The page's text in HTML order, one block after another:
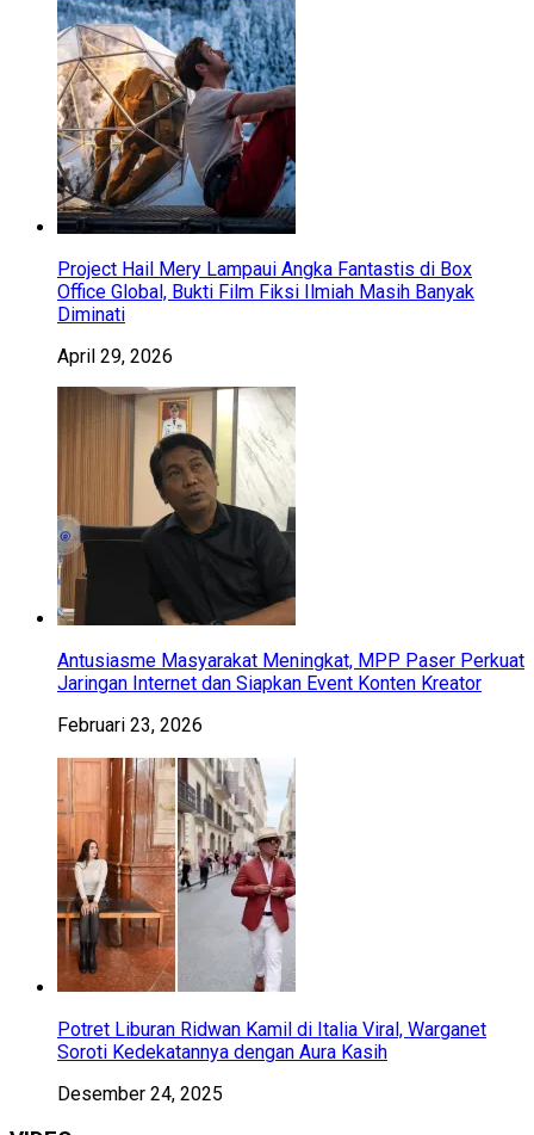
Project Hail Mery Lampaui Angka Fantastis di Box
Office Global, Bukti Film Fiksi Ilmiah Masih Banyak
Diminati
April 29, 2026
Antusiasme Masyarakat Meningkat, MPP Paser Perkuat
Jaringan Internet dan Siapkan Event Konten Kreator
Februari 23, 2026
Potret Liburan Ridwan Kamil di Italia Viral, Warganet
Soroti Kedekatannya dengan Aura Kasih
Desember 24, 2025